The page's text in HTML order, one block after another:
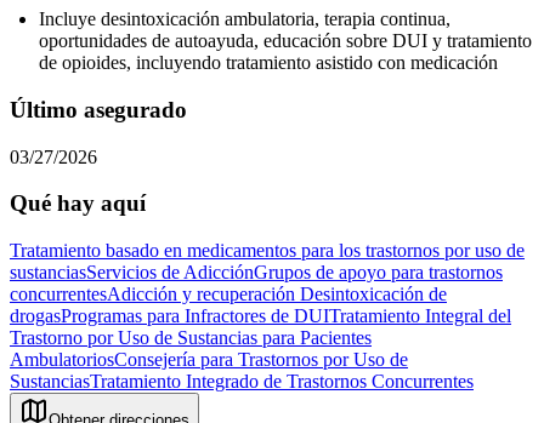
Incluye desintoxicación ambulatoria, terapia continua,
oportunidades de autoayuda, educación sobre DUI y tratamiento
de opioides, incluyendo tratamiento asistido con medicación
Último asegurado
03/27/2026
Qué hay aquí
Tratamiento basado en medicamentos para los trastornos por uso de
sustanciasServicios de AdicciónGrupos de apoyo para trastornos
concurrentesAdicción y recuperación Desintoxicación de
drogasProgramas para Infractores de DUITratamiento Integral del
Trastorno por Uso de Sustancias para Pacientes
AmbulatoriosConsejería para Trastornos por Uso de
SustanciasTratamiento Integrado de Trastornos Concurrentes